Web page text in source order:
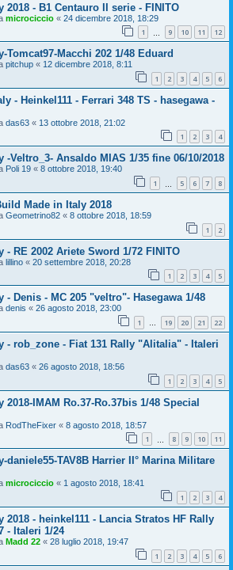
2018 - B1 Centauro II serie - FINITO
microciccio « 24 dicembre 2018, 18:29
1 9 10 11 12
Tomcat97-Macchi 202 1/48 Eduard
pitchup « 12 dicembre 2018, 8:11
1 2 3 4 5 6
- Heinkel111 - Ferrari 348 TS - hasegawa -
das63 « 13 ottobre 2018, 21:02
1 2 3 4
-Veltro_3- Ansaldo MIAS 1/35 fine 06/10/2018
Poli 19 « 8 ottobre 2018, 19:40
1 5 6 7 8
Made in Italy 2018
Geometrino82 « 8 ottobre 2018, 18:59
1 2
- RE 2002 Ariete Sword 1/72 FINITO
lillino « 20 settembre 2018, 20:28
1 2 3 4 5
- Denis - MC 205 "veltro"- Hasegawa 1/48
denis « 26 agosto 2018, 23:00
1 … 19 20 21 22
- rob_zone - Fiat 131 Rally "Alitalia" - Italeri
das63 « 26 agosto 2018, 18:56
1 2 3 4 5
2018-IMAM Ro.37-Ro.37bis 1/48 Special
RodTheFixer « 8 agosto 2018, 18:57
1 8 9 10 11
daniele55-TAV8B Harrier II° Marina Militare
microciccio « 1 agosto 2018, 18:41
1 2 3 4
2018 - heinkel111 - Lancia Stratos HF Rally
- Italeri 1/24
Madd 22 « 28 luglio 2018, 19:47
1 2 3 4 5 6